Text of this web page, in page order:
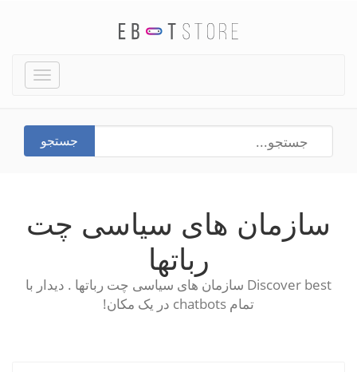
Toggle
جستجو
سازمان های سیاسی چت
رباتها
Discover best سازمان های سیاسی چت رباتها . دیدار با
تمام chatbots در یک مکان!